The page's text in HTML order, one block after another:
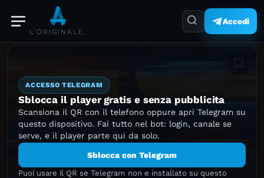
L'ORIGINALE.
Accedi
ACCESSO TELEGRAM
Sblocca il player gratis e senza pubblicita
Scansiona il QR con il telefono oppure apri Telegram su
questo dispositivo. Fai tutto nel bot: login, canale se
serve, e il player parte qui da solo.
Sblocca con Telegram
Puoi usare il QR se Telegram non e installato su questo